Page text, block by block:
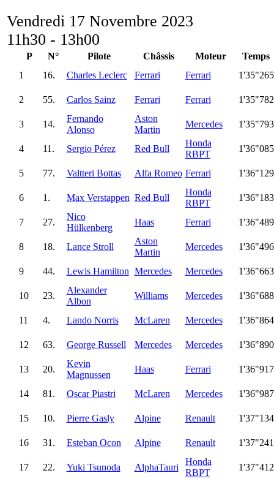
Vendredi 17 Novembre 2023
11h30 - 13h00
P N° Pilote Châssis Moteur
Temps
1
16. Charles Leclerc Ferrari Ferrari 1'35"265
2 55. Carlos Sainz Ferrari Ferrari 1'35"782
3 14.
Fernando
Alonso
Aston
Martin
Mercedes 1'35"793
4 11. Sergio Pérez Red Bull
Honda
RBPT
1'36"085
5 77. Valtteri Bottas Alfa Romeo Ferrari 1'36"129
6 1. Max Verstappen Red Bull
Honda
RBPT
1'36"183
7 27.
Nico
Hülkenberg
Haas Ferrari 1'36"489
8 18. Lance Stroll
Aston
Martin
Mercedes 1'36"496
9 44. Lewis Hamilton Mercedes Mercedes 1'36"663
10 23.
Alexander
Albon
Williams Mercedes 1'36"688
11 4. Lando Norris McLaren Mercedes 1'36"864
12 63. George Russell Mercedes Mercedes 1'36"890
13 20.
Kevin
Magnussen
Haas Ferrari 1'36"917
14 81. Oscar Piastri McLaren Mercedes 1'36"987
15 10. Pierre Gasly Alpine Renault 1'37"134
16 31. Esteban Ocon Alpine Renault 1'37"241
17 22. Yuki Tsunoda AlphaTauri
Honda
RBPT
1'37"412